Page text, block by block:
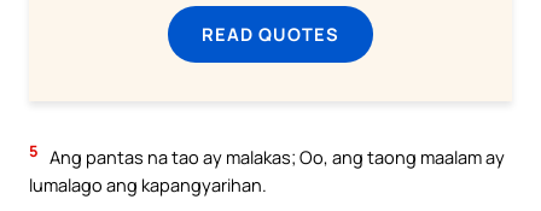
READ QUOTES
5 Ang pantas na tao ay malakas; Oo, ang taong maalam ay
lumalago ang kapangyarihan.